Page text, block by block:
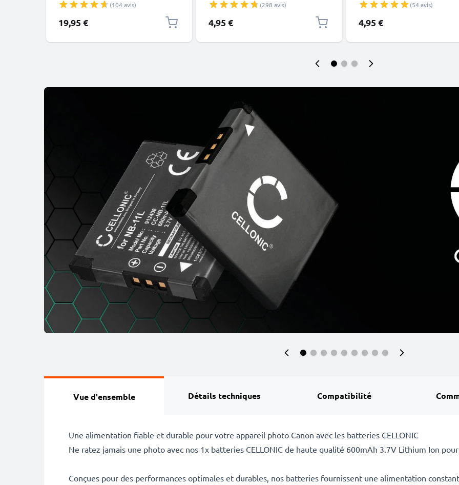
SX410 SX400 SX432 A2500 A2300
IXUS 285 HS 275 de CELLONIC
(104 avis)
19,95 €
Mark III EOS M10 PowerShot G7X
SX530 IXUS 185 transfert de
données 1A noir PVC
(298 avis)
4,95 €
PVC
(54 avis)
4,95 €
Vue d'ensemble Détails techniques Compatibilité
Une alimentation fiable et durable pour votre appareil photo Canon avec les batteries CELLONIC
Ne ratez jamais une photo avec nos 1x batteries CELLONIC de haute qualité 600mAh 3.7V Lithium Ion
Conçues pour des performances optimales et durables, nos batteries fournissent une alimentation